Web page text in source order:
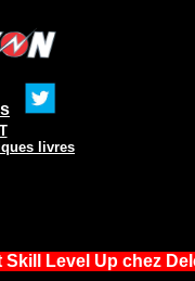
livres
Skill Level Up chez